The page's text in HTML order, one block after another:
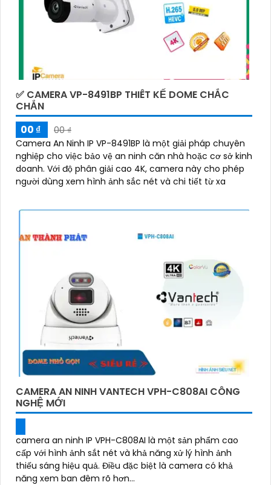
✅ CAMERA VP-8491BP THIÊT KẾ DOME CHẮC
CHẮN
00 ₫
00 ₫
Camera An Ninh IP VP-8491BP là một giải pháp chuyên
nghiệp cho việc bảo vệ an ninh căn nhà hoặc cơ sở kinh
doanh. Với độ phân giải cao 4K, camera này cho phép
người dùng xem hình ảnh sắc nét và chi tiết từ xa
CAMERA AN NINH VANTECH VPH-C808AI CÔNG
NGHỆ MỚI
camera an ninh IP VPH-C808AI là một sản phẩm cao
cấp với hình ảnh sắt nét và khả năng xử lý hình ảnh
thiếu sáng hiệu quả. Điều đặc biệt là camera có khả
năng xem ban đêm rõ hơn...